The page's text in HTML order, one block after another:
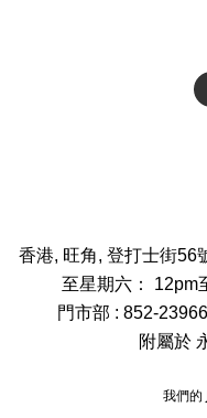
香港, 旺角, 登打士街
至星期六： 12pm
門市部 : 852-
附屬於
我們的